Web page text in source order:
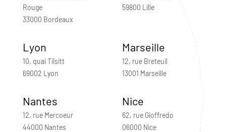
Rouge
33000 Bordeaux
59800 Lille
Lyon
10, quai Tilsitt
69002 Lyon
Marseille
12, rue Breteuil
13001 Marseille
Nantes
12, rue Mercoeur
44000 Nantes
Nice
62, rue Gioffredo
06000 Nice